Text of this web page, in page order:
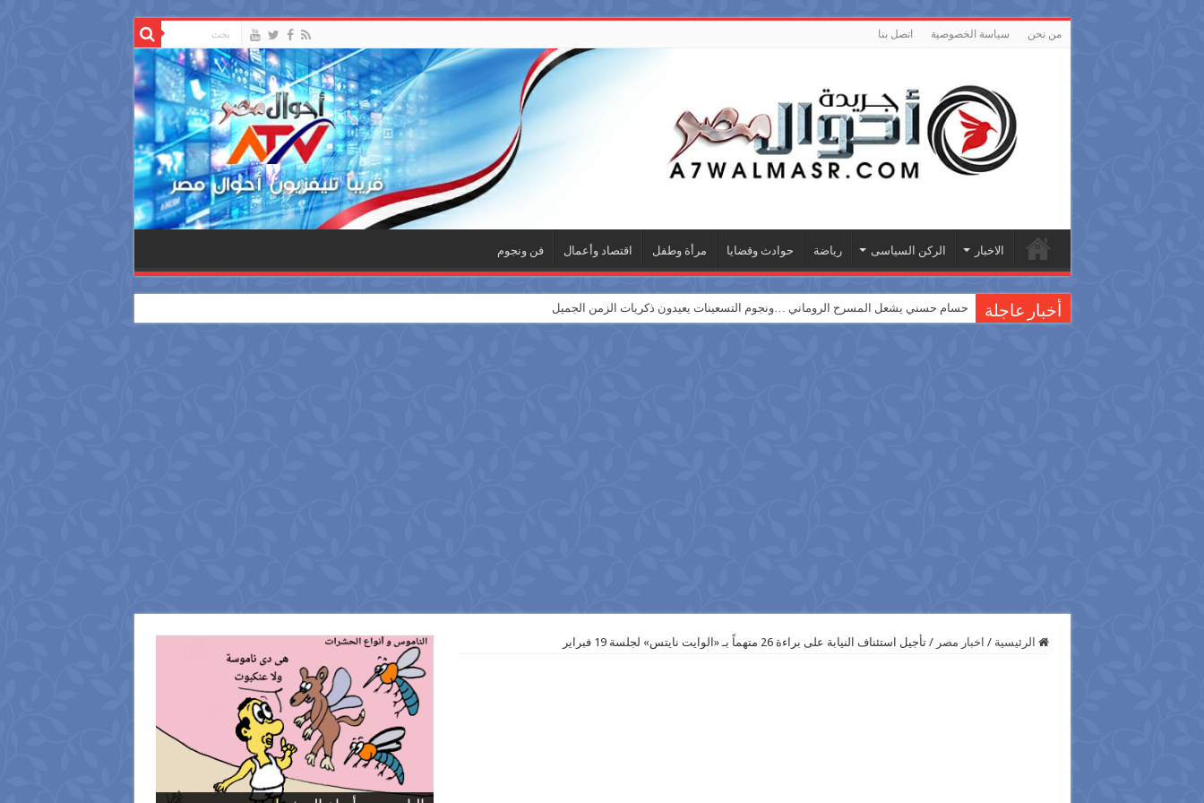
من نحن سياسة الخصوصية اتصل بنا
الاخبار الركن السياسى رياضة حوادث وقضايا مرأة وطفل اقتصاد وأعمال فن ونجوم
أخبار عاجلة حسام حسني يشعل المسرح الروماني …ونجوم التسعينات يعيدون ذكريات الزمن الجميل
الرئيسية / اخبار مصر / تأجيل استئناف النيابة على براءة 26 متهماً بـ «الوايت نايتس» لجلسة 19 فبراير